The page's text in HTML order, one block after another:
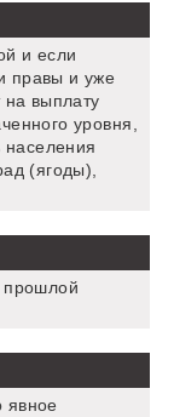
и если
правы и уже
на выплату
уровня,
населения
(ягоды),
прошлой
явное